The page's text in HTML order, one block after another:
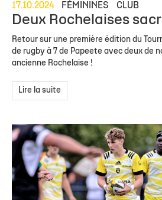
17.10.2024 FÉMININES CLUB
Deux Rochelaises
Retour sur une première édition du
de rugby à 7 de Papeete avec deux de
ancienne Rochelaise !
Lire la suite